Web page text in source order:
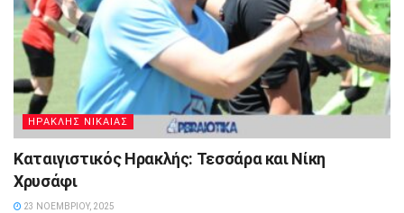
ΗΡΑΚΛΗΣ ΝΙΚΑΙΑΣ
Καταιγιστικός Ηρακλής: Τεσσάρα και Νίκη
Χρυσάφι
23 ΝΟΕΜΒΡΊΟΥ, 2025